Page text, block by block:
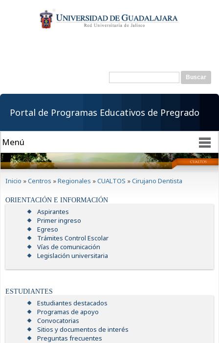
contenido
principal
Formulario de
Buscar
Portal de Programas Educativos de Pregrado
Inicio »Centros »Regionales »CUALTOS »Cirujano Dentista
ORIENTACIÓN E INFORMACIÓN
Aspirantes
Primer ingreso
Egreso
Trámites Control Escolar
Vías de comunicación
Legislación universitaria
ESTUDIANTES
Estudiantes destacados
Programas de apoyo
Convocatorias
Sitios y documentos de interés
Preguntas frecuentes